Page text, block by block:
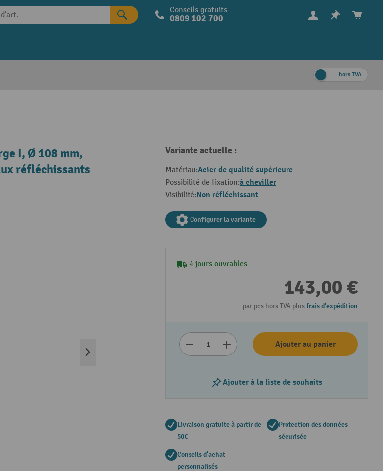
Conseils gratuits
0809 102 700
hors TVA
I, Ø 108 mm,
réfléchissants
Variante actuelle :
Matériau:Acier de qualité supérieure
Possibilité de fixation:à cheviller
Visibilité:Non réfléchissant
Configurer la variante
4 jours ouvrables
143,00 €
par pcs hors TVA plusfrais d'expédition
Ajouter au panier
Ajouter à la liste de souhaits
Livraison gratuite à partir de
50€
Protection des données
sécurisée
Conseils d'achat
personnalisés